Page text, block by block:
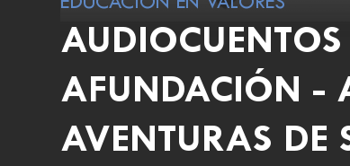
EDUCACIÓN EN VALORES
AFUNDACIÓN -
AVENTURAS DE